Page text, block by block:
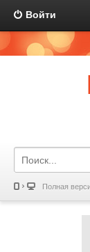
Войти
Полная